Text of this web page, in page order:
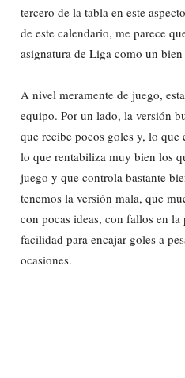
tercero de la tabla en este
de este calendario, me parece
asignatura de Liga como un
A nivel meramente de juego,
equipo. Por un lado, la versión
que recibe pocos goles y, lo que
lo que rentabiliza muy bien los
juego y que controla bastante
tenemos la versión mala, que
con pocas ideas, con fallos en
facilidad para encajar goles a
ocasiones.